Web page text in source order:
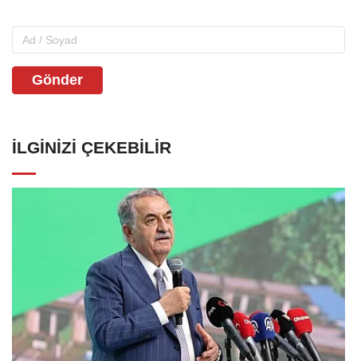
Gönder
İLGINIZI ÇEKEBILIR